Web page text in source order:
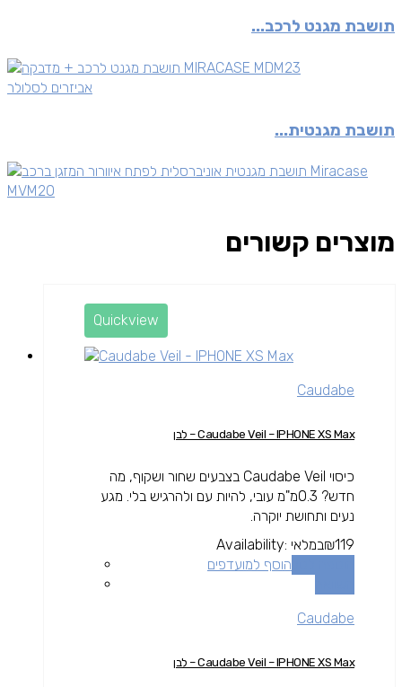
תושבת מגנט לרכב...
אביזרים לסלולר
תושבת מגנטית...
מוצרים קשורים
Quickview
Caudabe
Caudabe Veil – IPHONE XS Max – לבן
כיסוי Caudabe Veil בצבעים שחור ושקוף, מה
חדש? 0.3מ"מ עובי, להיות עם ולהרגיש בלי. מגע
נעים ותחושת יוקרה.
₪119
Availability: במלאי
הוסף למועדפים
Caudabe
Caudabe Veil – IPHONE XS Max – לבן